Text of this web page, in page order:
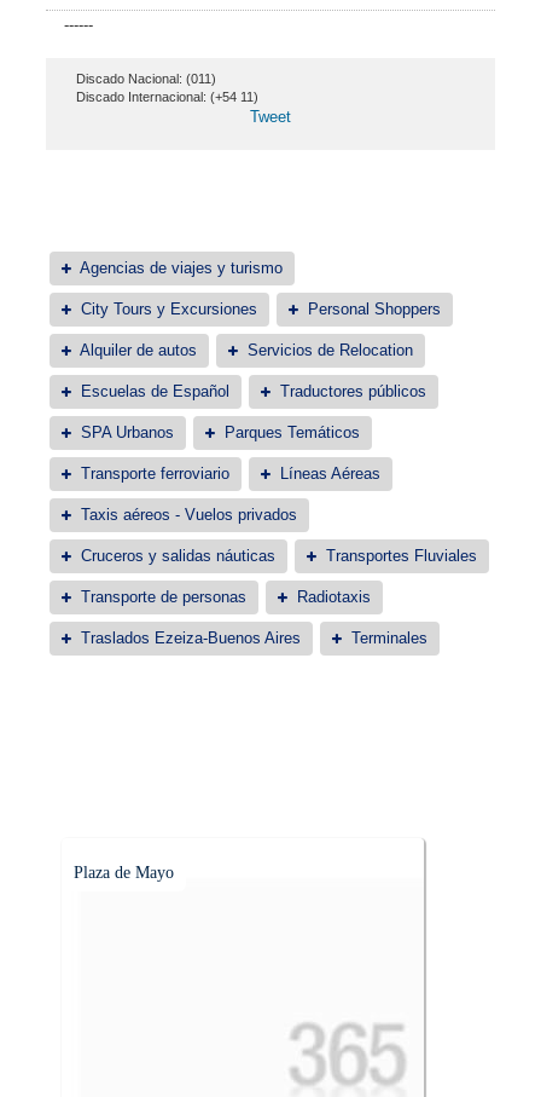
------
Discado Nacional: (011)
Discado Internacional: (+54 11)
Tweet
Agencias de viajes y turismo
City Tours y Excursiones Personal Shoppers
Alquiler de autos Servicios de Relocation
Escuelas de Español Traductores públicos
SPA Urbanos Parques Temáticos
Transporte ferroviario Líneas Aéreas
Taxis aéreos - Vuelos privados
Cruceros y salidas náuticas Transportes Fluviales
Transporte de personas Radiotaxis
Traslados Ezeiza-Buenos Aires Terminales
Plaza de Mayo